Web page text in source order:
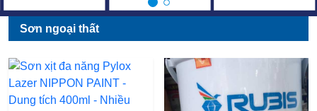
Sơn ngoại thất